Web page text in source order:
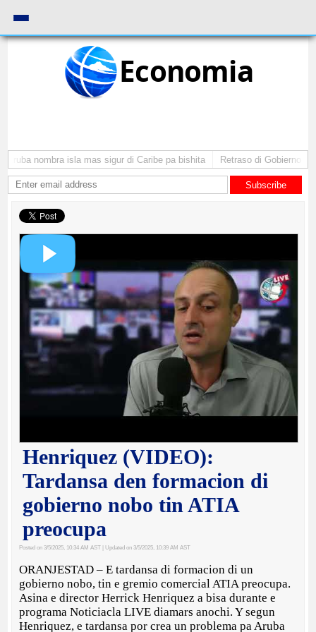
Economia
nombra isla mas sigur di Caribe pa bishita Retraso di Gobierno ta
Subscribe
Henriquez (VIDEO):
Tardansa den formacion di
gobierno nobo tin ATIA
preocupa
Posted on 3/5/2025, 10:34 AM AST | Updated on 3/5/2025, 10:39 AM AST
ORANJESTAD – E tardansa di formacion di un
gobierno nobo, tin e gremio comercial ATIA preocupa.
Asina e director Herrick Henriquez a bisa durante e
programa Noticiacla LIVE diamars anochi. Y segun
Henriquez, e tardansa por crea un problema pa Aruba